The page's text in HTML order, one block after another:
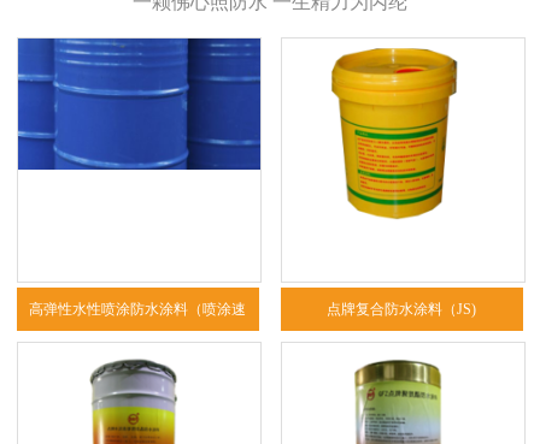
高弹性水性喷涂防水涂料（喷涂速 点牌复合防水涂料（JS)